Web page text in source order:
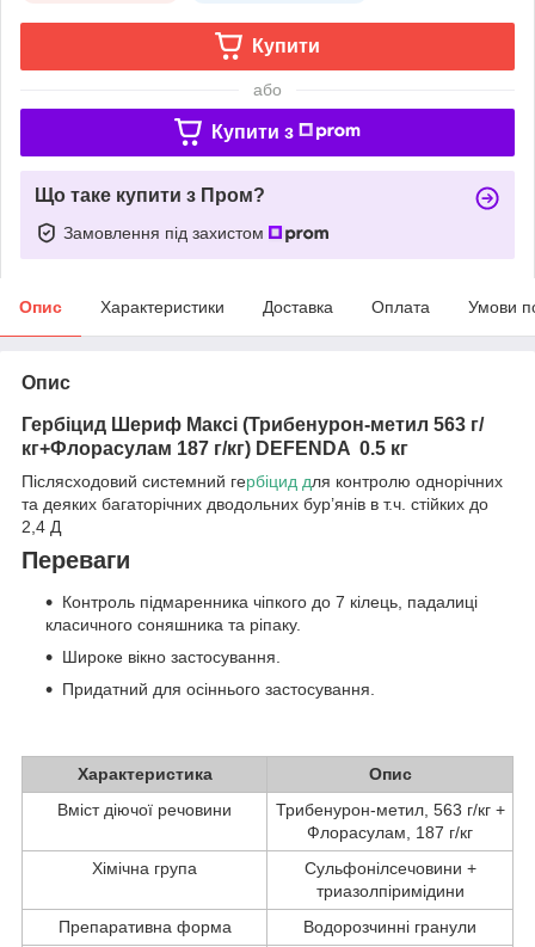
Купити
або
Купити з
Що таке купити з Пром?
Замовлення під захистом
Опис Характеристики Доставка Оплата Умови
Опис
Гербіцид Шериф Максі (Трибенурон-метил 563 г/
кг+Флорасулам 187 г/кг) DEFENDA 0.5 кг
Післясходовий системний гербіцид для контролю однорічних
та деяких багаторічних дводольних бур’янів в т.ч. стійких до
2,4 Д
Переваги
Контроль підмаренника чіпкого до 7 кілець, падалиці
класичного соняшника та ріпаку.
Широке вікно застосування.
Придатний для осіннього застосування.
Характеристика
Опис
Вміст діючої речовини
Трибенурон-метил, 563 г/кг +
Флорасулам, 187 г/кг
Хімічна група
Сульфонілсечовини +
триазолпіримідини
Препаративна форма
Водорозчинні гранули